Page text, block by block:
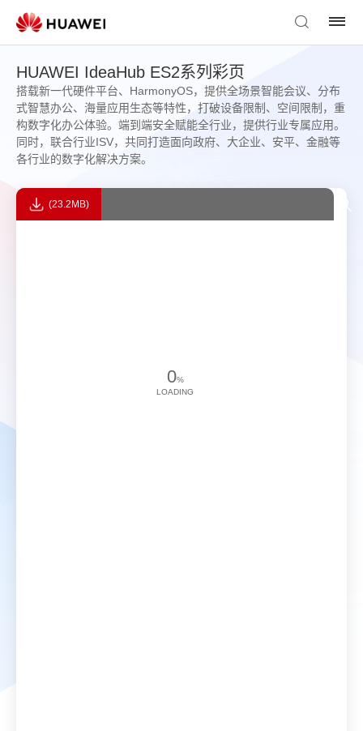
HUAWEI IdeaHub ES2系列彩页
搭载新一代硬件平台、HarmonyOS，提供全场景智能会议、分布
式智慧办公、海量应用生态等特性，打破设备限制、空间限制，重
构数字化办公体验。端到端安全赋能全行业，提供行业专属应用。
同时，联合行业ISV，共同打造面向政府、大企业、安平、金融等
各行业的数字化解决方案。
(23.2MB)
0%
LOADING